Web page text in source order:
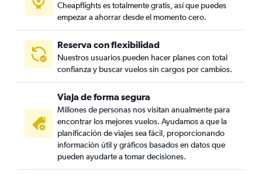
Cheapflights es totalmente gratis, así que puedes
empezar a ahorrar desde el momento cero.
Reserva con flexibilidad
Nuestros usuarios pueden hacer planes con total
confianza y buscar vuelos sin cargos por cambios.
Viaja de forma segura
Millones de personas nos visitan anualmente para
encontrar los mejores vuelos. Ayudamos a que la
planificación de viajes sea fácil, proporcionando
información útil y gráficos basados en datos que
pueden ayudarte a tomar decisiones.